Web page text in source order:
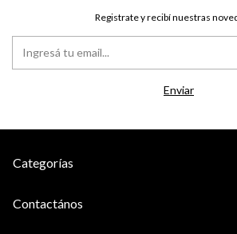
Registrate y recibí nuestras
Categorías
Contactános